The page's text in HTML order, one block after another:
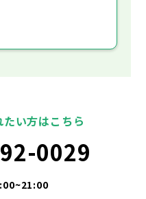
い方はこちら
0029